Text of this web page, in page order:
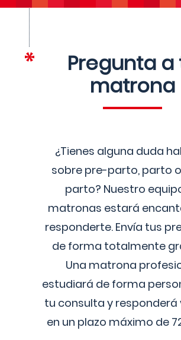
Pregunta a
matrona
¿Tienes alguna duda
sobre pre-parto, parto
parto? Nuestro
matronas estará
responderte. Envía tus
de forma totalmente
Una matrona
estudiará de forma
tu consulta y responderá
en un plazo máximo de